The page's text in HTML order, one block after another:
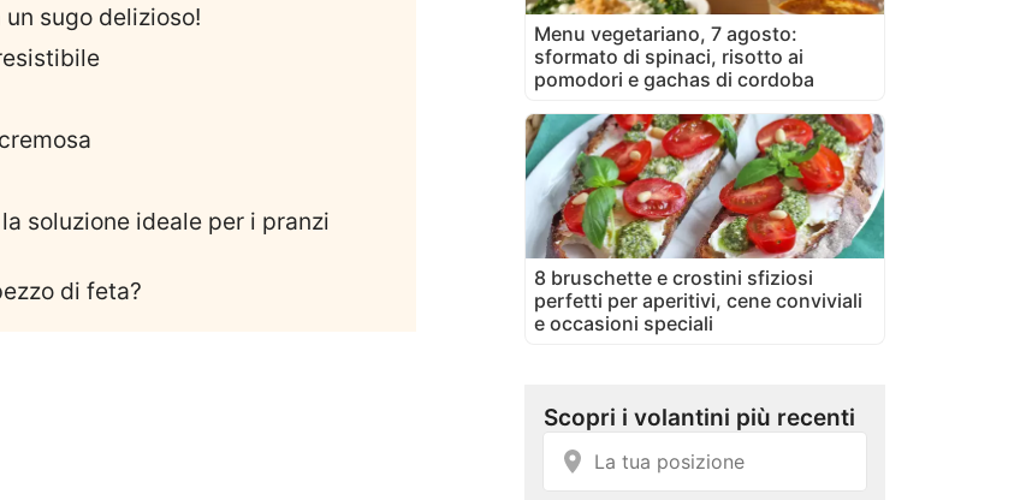
sugo delizioso!
soluzione ideale per i pranzi
di feta?
Menu vegetariano, 7 agosto:
sformato di spinaci, risotto ai
pomodori e gachas di cordoba
8 bruschette e crostini sfiziosi
perfetti per aperitivi, cene conviviali
e occasioni speciali